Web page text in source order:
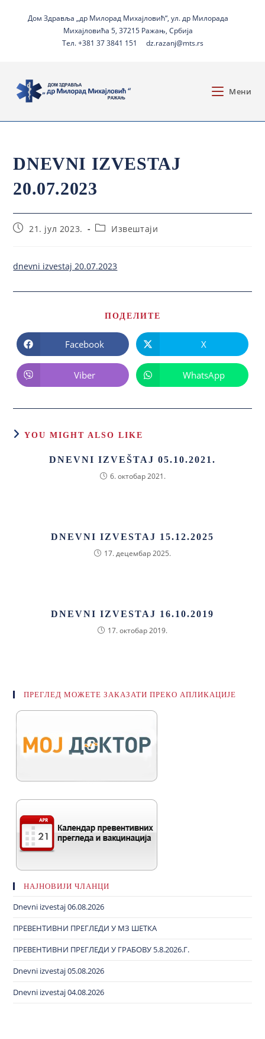
Дом Здравља „др Милорад Михајловић“, ул. др Милорада
Михајловића 5, 37215 Ражањ, Србија
Тел. +381 37 3841 151
dz.razanj@mts.rs
Мени
DNEVNI IZVESTAJ
20.07.2023
21. јул 2023. Извештаји
dnevni izvestaj 20.07.2023
ПОДЕЛИТЕ
Facebook X
Viber WhatsApp
YOU MIGHT ALSO LIKE
DNEVNI IZVEŠTAJ 05.10.2021.
6. октобар 2021.
DNEVNI IZVESTAJ 15.12.2025
17. децембар 2025.
DNEVNI IZVESTAJ 16.10.2019
17. октобар 2019.
ПРЕГЛЕД МОЖЕТЕ ЗАКАЗАТИ ПРЕКО АПЛИКАЦИЈЕ
НАЈНОВИЈИ ЧЛАНЦИ
Dnevni izvestaj 06.08.2026
ПРЕВЕНТИВНИ ПРЕГЛЕДИ У МЗ ШЕТКА
ПРЕВЕНТИВНИ ПРЕГЛЕДИ У ГРАБОВУ 5.8.2026.Г.
Dnevni izvestaj 05.08.2026
Dnevni izvestaj 04.08.2026